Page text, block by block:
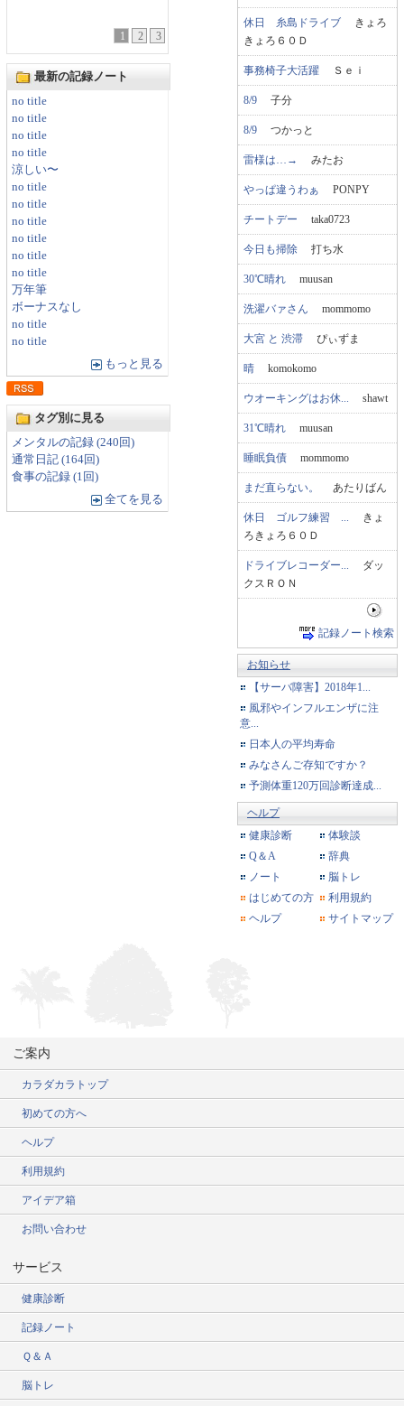
1 2 3
最新の記録ノート
no title
no title
no title
no title
涼しい〜
no title
no title
no title
no title
no title
no title
万年筆
ボーナスなし
no title
no title
もっと見る
タグ別に見る
メンタルの記録 (240回)
通常日記 (164回)
食事の記録 (1回)
全てを見る
休日 糸島ドライブ きょろ
きょろ６０Ｄ
事務椅子大活躍 Ｓｅｉ
8/9 子分
8/9 つかっと
雷様は…→ みたお
やっぱ違うわぁ PONPY
チートデー taka0723
今日も掃除 打ち水
30℃晴れ muusan
洗濯バァさん mommomo
大宮 と 渋滞 ぴぃずま
晴 komokomo
ウオーキングはお休... shawt
31℃晴れ muusan
睡眠負債 mommomo
まだ直らない。 あたりばん
休日 ゴルフ練習 ...
きょ
ろきょろ６０Ｄ
ドライブレコーダー...
ダッ
クスＲＯＮ
記録ノート検索
お知らせ
【サーバ障害】2018年1...
風邪やインフルエンザに注
意...
日本人の平均寿命
みなさんご存知ですか？
予測体重120万回診断達成...
ヘルプ
健康診断
体験談
Q＆A
辞典
ノート
脳トレ
はじめての方
利用規約
ヘルプ
サイトマップ
ご案内
カラダカラトップ
初めての方へ
ヘルプ
利用規約
アイデア箱
お問い合わせ
サービス
健康診断
記録ノート
Ｑ＆Ａ
脳トレ